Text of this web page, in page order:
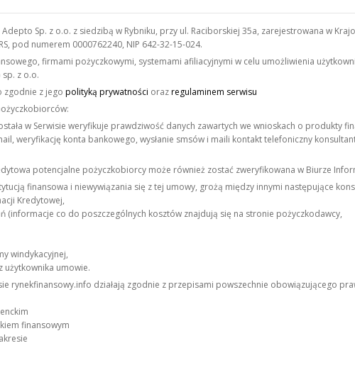
Sp. z o.o. z siedzibą w Rybniku, przy ul. Raciborskiej 35a, zarejestrowana w
pod numerem 0000762240, NIP 642-32-15-024.
firmami pożyczkowymi, systemami afiliacyjnymi w celu umożliwienia
z o.o.
zgodnie z jego polityką prywatności orazregulaminem serwisu
w Serwisie weryfikuje prawdziwość danych zawartych we wnioskach o produkty
weryfikację konta bankowego, wysłanie smsów i maili kontakt telefoniczny
potencjalne pożyczkobiorcy może również zostać zweryfikowana w Biurze
finansowa i niewywiązania się z tej umowy, grożą między innymi następujące
Kredytowej,
(informacje co do poszczególnych kosztów znajdują się na stronie pożyczkodawcy,
windykacyjnej,
użytkownika umowie.
rynekfinansowy.info działają zgodnie z przepisami powszechnie obowiązującego
finansowym